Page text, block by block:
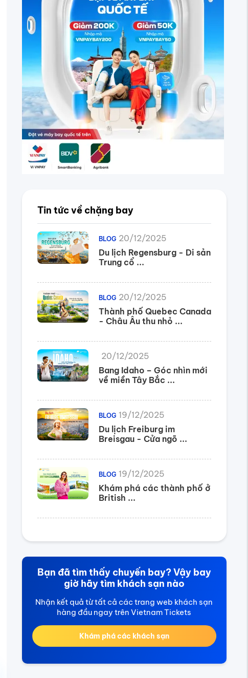
Tin tức về chặng bay
BLOG 20/12/2025
Du lịch Regensburg - Di sản
Trung cổ ...
BLOG 20/12/2025
Thành phố Quebec Canada
- Châu Âu thu nhỏ ...
20/12/2025
Bang Idaho – Góc nhìn mới
về miền Tây Bắc ...
BLOG 19/12/2025
Du lịch Freiburg im
Breisgau - Cửa ngõ ...
BLOG 19/12/2025
Khám phá các thành phố ở
British ...
Bạn đã tìm thấy chuyến bay? Vậy bay
giờ hãy tìm khách sạn nào
Nhận kết quả từ tất cả các trang web khách sạn
hàng đầu ngay trên Vietnam Tickets
Khám phá các khách sạn